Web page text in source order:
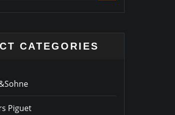
CATEGORIES
Piguet